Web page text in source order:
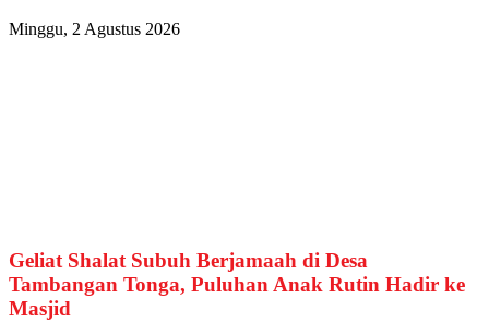
Minggu, 2 Agustus 2026
Geliat Shalat Subuh Berjamaah di Desa
Tambangan Tonga, Puluhan Anak Rutin Hadir ke
Masjid